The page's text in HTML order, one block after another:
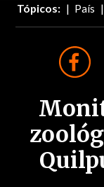
Tópicos: País